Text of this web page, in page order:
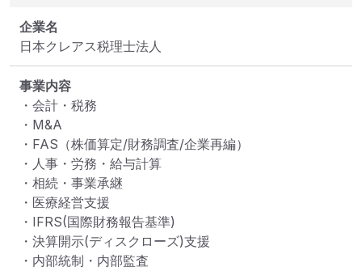
企業名
日本クレアス税理士法人
事業内容
・会計・税務
・M&A
・FAS（株価算定/財務調査/企業再編）
・人事・労務・給与計算
・相続・事業承継
・医療経営支援
・IFRS(国際財務報告基準)
・決算開示(ディスクローズ)支援
・内部統制・内部監査